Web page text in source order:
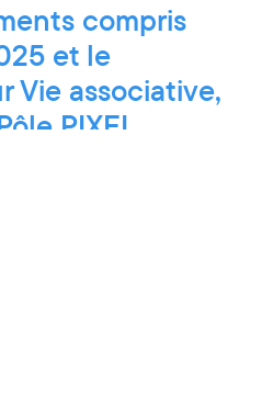
compris
et le
Vie associative,
PIXEL